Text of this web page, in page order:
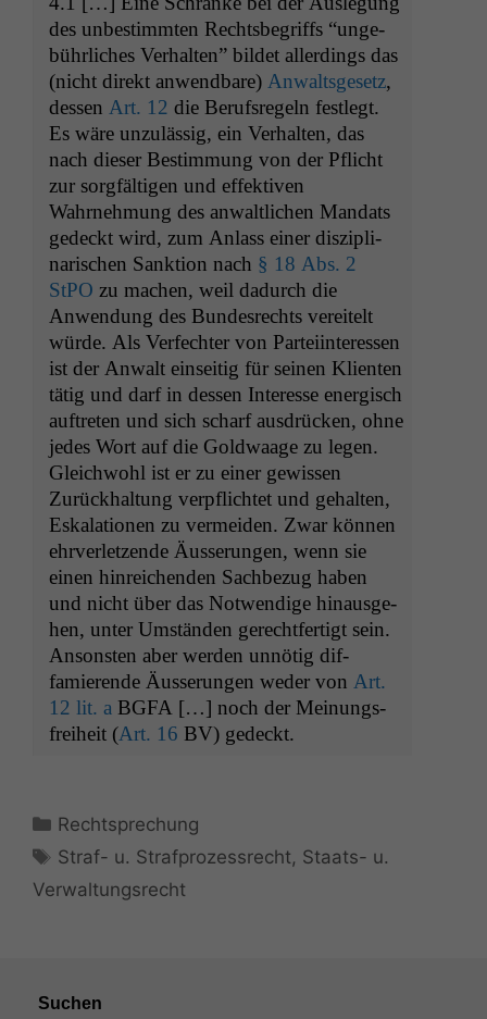
des unbes­timmten Rechts­be­griffs “unge­
bührlich­es Ver­hal­ten” bildet allerd­ings das
(nicht direkt anwend­bare) Anwalts­ge­setz,
dessen Art. 12 die Beruf­s­regeln fes­tlegt.
Es wäre unzuläs­sig, ein Ver­hal­ten, das
nach dieser Bes­tim­mung von der Pflicht
zur sorgfälti­gen und effek­tiv­en
Wahrnehmung des anwaltlichen Man­dats
gedeckt wird, zum Anlass ein­er diszi­pli­
nar­ischen Sank­tion nach § 18 Abs. 2
StPO zu machen, weil dadurch die
Anwen­dung des Bun­desrechts vere­it­elt
würde. Als Ver­fechter von Partei­in­ter­essen
ist der Anwalt ein­seit­ig für seinen Klien­ten
tätig und darf in dessen Inter­esse ener­gisch
auftreten und sich scharf aus­drück­en, ohne
jedes Wort auf die Gold­waage zu leg­en.
Gle­ich­wohl ist er zu ein­er gewis­sen
Zurück­hal­tung verpflichtet und gehal­ten,
Eskala­tio­nen zu ver­mei­den. Zwar kön­nen
ehrver­let­zende Äusserun­gen, wenn sie
einen hin­re­ichen­den Sach­bezug haben
und nicht über das Notwendi­ge hin­aus­ge­
hen, unter Umstän­den gerecht­fer­tigt sein.
Anson­sten aber wer­den unnötig dif­
famierende Äusserun­gen wed­er von Art.
12 lit. a BGFA […] noch der Mei­n­ungs­
frei­heit (Art. 16 BV) gedeckt.
Kategorien
Rechtsprechung
Schlagwörter
Straf- u. Strafprozessrecht, Staats- u.
Verwaltungsrecht
Suchen